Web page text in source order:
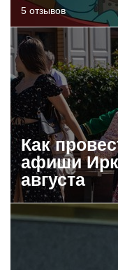
5 отзывов
Как
афиши
августа